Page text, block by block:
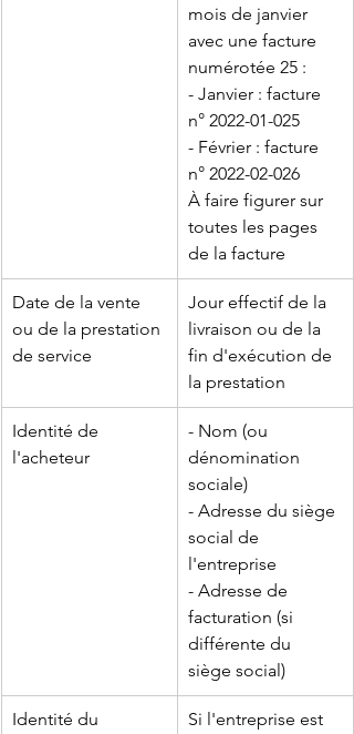
mois de janvier
avec une facture
numérotée 25 :
- Janvier : facture
n° 2022-01-025
- Février : facture
n° 2022-02-026
À faire figurer sur
toutes les pages
de la facture
Date de la vente
ou de la prestation
de service
Jour effectif de la
livraison ou de la
fin d'exécution de
la prestation
Identité de
l'acheteur
- Nom (ou
dénomination
sociale)
- Adresse du siège
social de
l'entreprise
- Adresse de
facturation (si
différente du
siège social)
Identité du
Si l'entreprise est